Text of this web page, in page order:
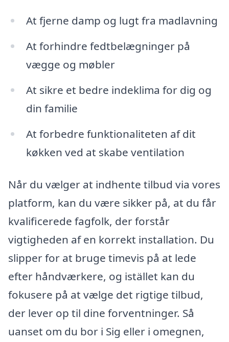
At fjerne damp og lugt fra madlavning
At forhindre fedtbelægninger på
vægge og møbler
At sikre et bedre indeklima for dig og
din familie
At forbedre funktionaliteten af dit
køkken ved at skabe ventilation
Når du vælger at indhente tilbud via vores
platform, kan du være sikker på, at du får
kvalificerede fagfolk, der forstår
vigtigheden af en korrekt installation. Du
slipper for at bruge timevis på at lede
efter håndværkere, og istället kan du
fokusere på at vælge det rigtige tilbud,
der lever op til dine forventninger. Så
uanset om du bor i Sig eller i omegnen,